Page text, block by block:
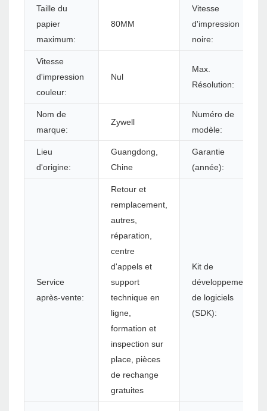
Taille du
papier
maximum:
80MM
Vitesse
d'impression
noire:
Vitesse
d'impression
couleur:
Nul
Max.
Résolution:
Nom de
marque:
Zywell
Numéro de
modèle:
Lieu
d'origine:
Guangdong,
Chine
Garantie
(année):
Service
après-vente:
Retour et
remplacement,
autres,
réparation,
centre
d'appels et
support
technique en
ligne,
formation et
inspection sur
place, pièces
de rechange
gratuites
Kit de
développement
de logiciels
(SDK):